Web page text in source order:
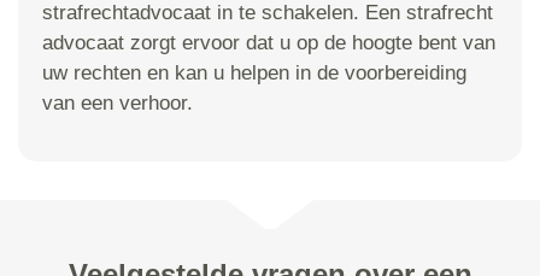
strafrechtadvocaat in te schakelen. Een strafrecht
advocaat zorgt ervoor dat u op de hoogte bent van
uw rechten en kan u helpen in de voorbereiding
van een verhoor.